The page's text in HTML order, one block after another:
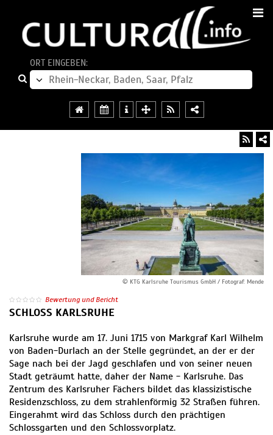
ORT EINGEBEN:
© KTG Karlsruhe Tourismus GmbH / Fotograf: Mende
Bewertung und Bericht
SCHLOSS KARLSRUHE
Karlsruhe wurde am 17. Juni 1715 von Markgraf Karl Wilhelm
von Baden-Durlach an der Stelle gegründet, an der er der
Sage nach bei der Jagd geschlafen und von seiner neuen
Stadt geträumt hatte, daher der Name - Karlsruhe. Das
Zentrum des Karlsruher Fächers bildet das klassizistische
Residenzschloss, zu dem strahlenför­mig 32 Straßen führen.
Eingerahmt wird das Schloss durch den prächtigen
Schlossgarten und den Schlossvorplatz.